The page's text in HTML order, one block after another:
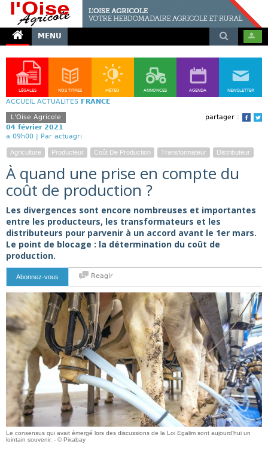
MENU
LÉGALES NOS TITRES MÉTÉO ANNONCES AGENDA NEWSLETTER
ACCUEIL ACTUALITÉS FRANCE
partager :
L'Oise Agricole
04 février 2021
a 09h00 | Par actuagri
Agriculture Producteur Coût De Production Transformateur Distributeur
À quand une prise en compte du
coût de production ?
Les divergences sont encore nombreuses et importantes
entre les producteurs, les transformateurs et les
distributeurs pour parvenir à un accord avant le 1er mars.
Le point de blocage : la détermination du coût de
production.
Abonnez-vous Reagir
Le consensus qui avait émergé lors des discussions de la Loi Egalim sont aujourd’hui un
lointain souvenir. - © Pixabay